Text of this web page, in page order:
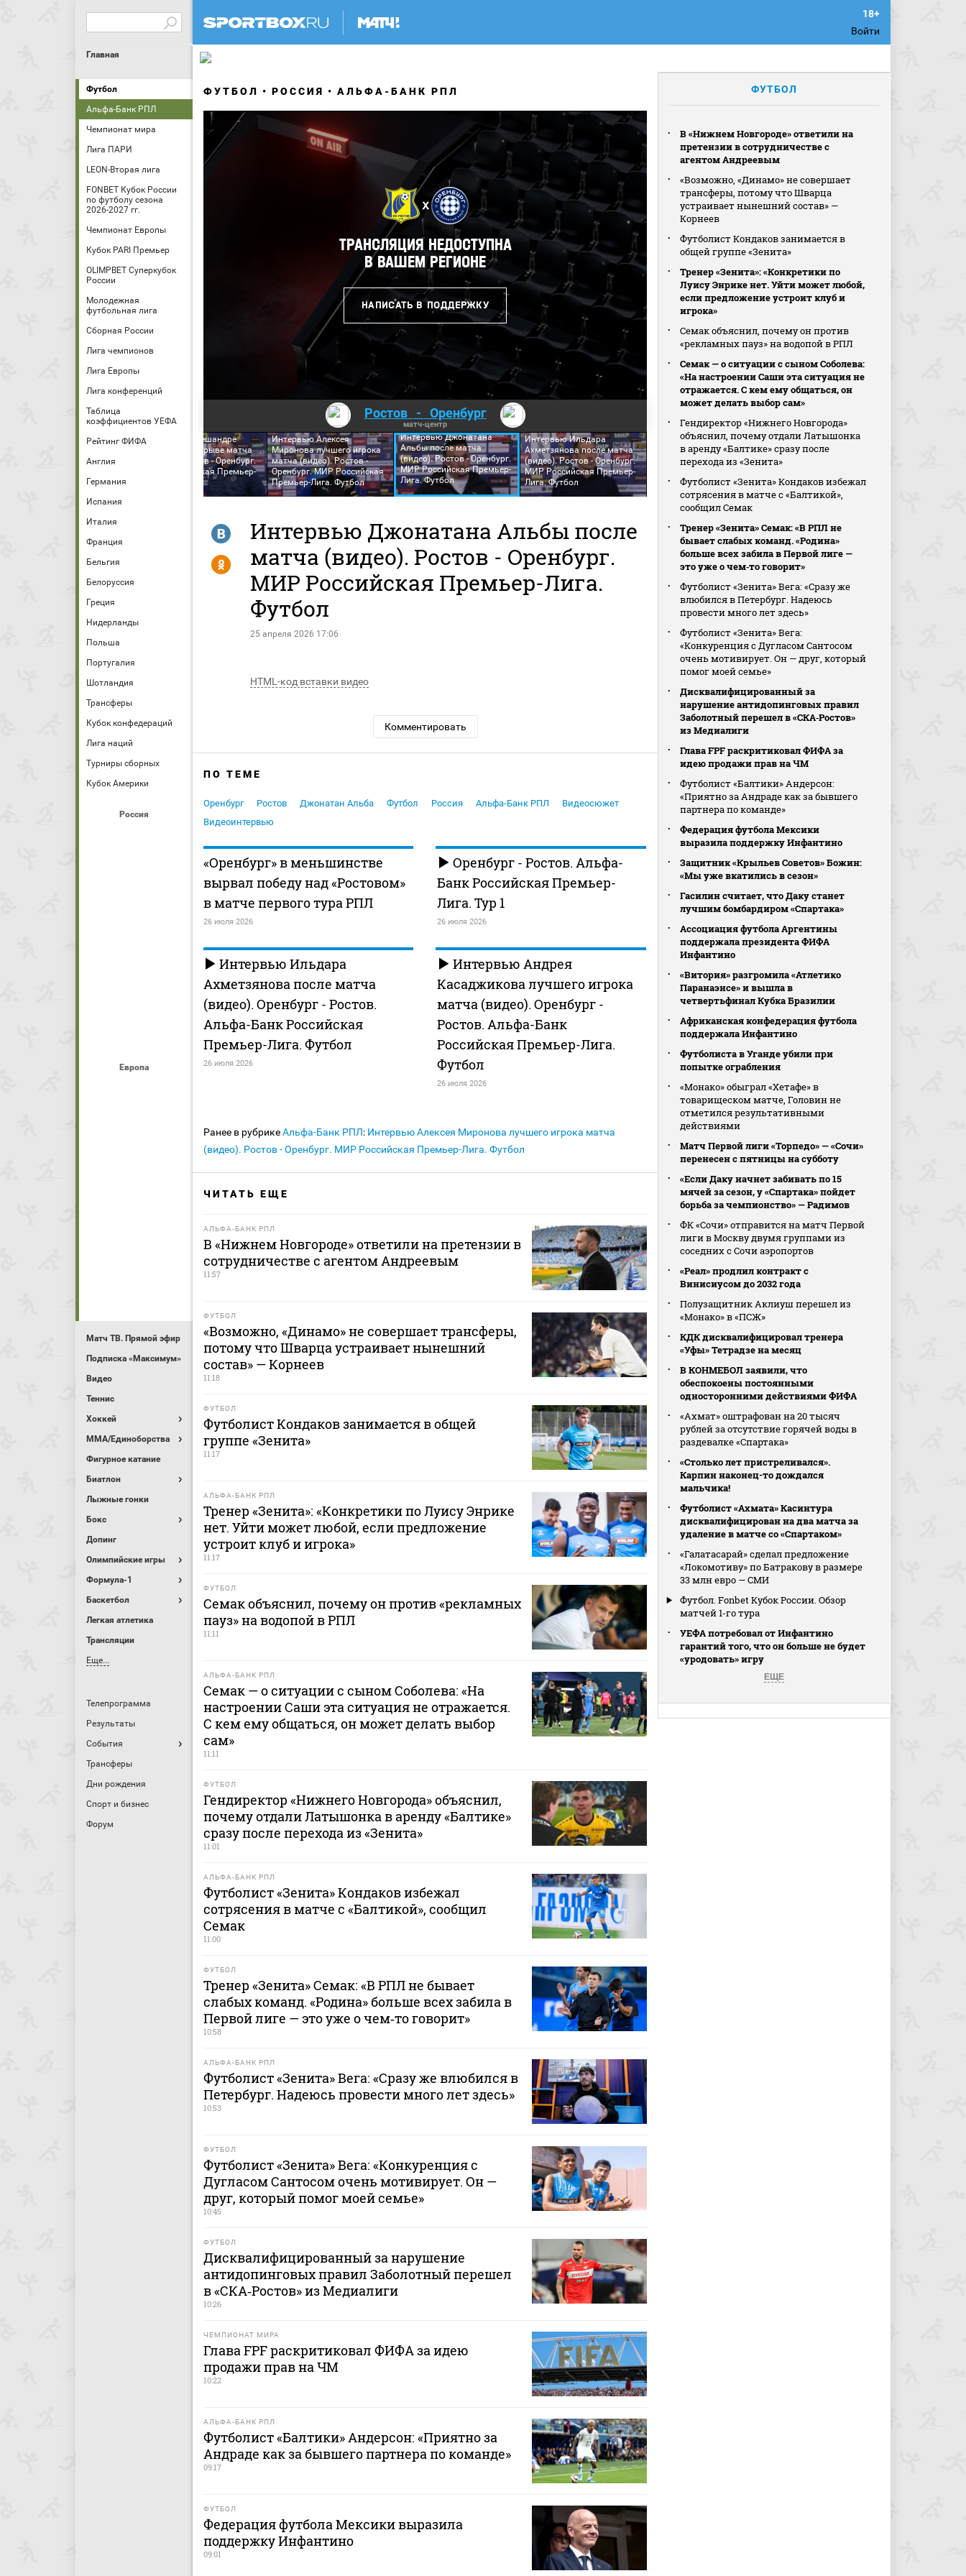
Войти
Главная
Футбол
Альфа-Банк РПЛ
Чемпионат мира
Лига ПАРИ
LEON-Вторая лига
FONBET Кубок России
по футболу сезона
2026-2027 гг.
Чемпионат Европы
Кубок PARI Премьер
OLIMPBET Суперкубок
России
Молодежная
футбольная лига
Сборная России
Лига чемпионов
Лига Европы
Лига конференций
Таблица
коэффициентов УЕФА
Рейтинг ФИФА
Англия
Германия
Испания
Италия
Франция
Бельгия
Белоруссия
Греция
Нидерланды
Польша
Португалия
Шотландия
Трансферы
Кубок конфедераций
Лига наций
Турниры сборных
Кубок Америки
Россия
Европа
Матч ТВ. Прямой эфир
Подписка «Максимум»
Видео
Теннис
Хоккей
MMA/Единоборства
Фигурное катание
Биатлон
Лыжные гонки
Бокс
Допинг
Олимпийские игры
Формула-1
Баскетбол
Легкая атлетика
Трансляции
Еще...
Телепрограмма
Результаты
События
Трансферы
Дни рождения
Спорт и бизнес
Форум
ФУТБОЛ РОССИЯ АЛЬФА-БАНК РПЛ
Ростов - Оренбург
матч-центр
Интервью Алексея
матча (видео). Ростов -
Премьер-Лига. Футбол
Интервью Алешандре
Жезуса в перерыве матча
(видео). Ростов - Оренбург.
МИР Российская Премьер-
Интервью Алексея
Миронова лучшего игрока
матча (видео). Ростов -
Оренбург. МИР Российская
Премьер-Лига. Футбол
Интервью Джонатана
Альбы после матча
(видео). Ростов - Оренбург.
МИР Российская Премьер-
Лига. Футбол
Интервью Ильдара
Ахметзянова после матча
(видео). Ростов - Оренбург.
МИР Российская Премьер-
Лига. Футбол
Интервью Джонатана Альбы после
матча (видео). Ростов - Оренбург.
МИР Российская Премьер-Лига.
Футбол
25 апреля 2026 17:06
R
Y
HTML-код вставки видео
Комментировать
ПО ТЕМЕ
Оренбург Ростов Джонатан Альба Футбол Россия Альфа-Банк РПЛ
Видеосюжет
Видеоинтервью
«Оренбург» в меньшинстве
вырвал победу над «Ростовом»
в матче первого тура РПЛ
26 июля 2026
Оренбург - Ростов. Альфа-
Банк Российская Премьер-
Лига. Тур 1
26 июля 2026
Интервью Ильдара
Ахметзянова после матча
(видео). Оренбург - Ростов.
Альфа-Банк Российская
Премьер-Лига. Футбол
26 июля 2026
Интервью Андрея
Касаджикова лучшего игрока
матча (видео). Оренбург -
Ростов. Альфа-Банк
Российская Премьер-Лига.
Футбол
26 июля 2026
Ранее в рубрикеАльфа-Банк РПЛ: Интервью Алексея Миронова лучшего игрока матча
(видео). Ростов - Оренбург. МИР Российская Премьер-Лига. Футбол
ЧИТАТЬ ЕЩЕ
АЛЬФА-БАНК РПЛ
В «Нижнем Новгороде» ответили на претензии в
сотрудничестве с агентом Андреевым
11:57
ФУТБОЛ
«Возможно, «Динамо» не совершает трансферы,
потому что Шварца устраивает нынешний
состав» — Корнеев
11:18
ФУТБОЛ
Футболист Кондаков занимается в общей
группе «Зенита»
11:17
АЛЬФА-БАНК РПЛ
Тренер «Зенита»: «Конкретики по Луису Энрике
нет. Уйти может любой, если предложение
устроит клуб и игрока»
11:17
ФУТБОЛ
Семак объяснил, почему он против «рекламных
пауз» на водопой в РПЛ
11:11
АЛЬФА-БАНК РПЛ
Семак — о ситуации с сыном Соболева: «На
настроении Саши эта ситуация не отражается.
С кем ему общаться, он может делать выбор
сам»
11:11
ФУТБОЛ
Гендиректор «Нижнего Новгорода» объяснил,
почему отдали Латышонка в аренду «Балтике»
сразу после перехода из «Зенита»
11:01
АЛЬФА-БАНК РПЛ
Футболист «Зенита» Кондаков избежал
сотрясения в матче с «Балтикой», сообщил
Семак
11:00
ФУТБОЛ
Тренер «Зенита» Семак: «В РПЛ не бывает
слабых команд. «Родина» больше всех забила в
Первой лиге — это уже о чем‑то говорит»
10:58
АЛЬФА-БАНК РПЛ
Футболист «Зенита» Вега: «Сразу же влюбился в
Петербург. Надеюсь провести много лет здесь»
10:53
ФУТБОЛ
Футболист «Зенита» Вега: «Конкуренция с
Дугласом Сантосом очень мотивирует. Он —
друг, который помог моей семье»
10:45
ФУТБОЛ
Дисквалифицированный за нарушение
антидопинговых правил Заболотный перешел
в «СКА‑Ростов» из Медиалиги
10:26
ЧЕМПИОНАТ МИРА
Глава FPF раскритиковал ФИФА за идею
продажи прав на ЧМ
10:22
АЛЬФА-БАНК РПЛ
Футболист «Балтики» Андерсон: «Приятно за
Андраде как за бывшего партнера по команде»
09:17
ФУТБОЛ
Федерация футбола Мексики выразила
поддержку Инфантино
09:01
ФУТБОЛ
В «Нижнем Новгороде» ответили на
претензии в сотрудничестве с
агентом Андреевым
«Возможно, «Динамо» не совершает
трансферы, потому что Шварца
устраивает нынешний состав» —
Корнеев
Футболист Кондаков занимается в
общей группе «Зенита»
Тренер «Зенита»: «Конкретики по
Луису Энрике нет. Уйти может любой,
если предложение устроит клуб и
игрока»
Семак объяснил, почему он против
«рекламных пауз» на водопой в РПЛ
Семак — о ситуации с сыном Соболева:
«На настроении Саши эта ситуация не
отражается. С кем ему общаться, он
может делать выбор сам»
Гендиректор «Нижнего Новгорода»
объяснил, почему отдали Латышонка
в аренду «Балтике» сразу после
перехода из «Зенита»
Футболист «Зенита» Кондаков избежал
сотрясения в матче с «Балтикой»,
сообщил Семак
Тренер «Зенита» Семак: «В РПЛ не
бывает слабых команд. «Родина»
больше всех забила в Первой лиге —
это уже о чем‑то говорит»
Футболист «Зенита» Вега: «Сразу же
влюбился в Петербург. Надеюсь
провести много лет здесь»
Футболист «Зенита» Вега:
«Конкуренция с Дугласом Сантосом
очень мотивирует. Он — друг, который
помог моей семье»
Дисквалифицированный за
нарушение антидопинговых правил
Заболотный перешел в «СКА‑Ростов»
из Медиалиги
Глава FPF раскритиковал ФИФА за
идею продажи прав на ЧМ
Футболист «Балтики» Андерсон:
«Приятно за Андраде как за бывшего
партнера по команде»
Федерация футбола Мексики
выразила поддержку Инфантино
Защитник «Крыльев Советов» Божин:
«Мы уже вкатились в сезон»
Гасилин считает, что Даку станет
лучшим бомбардиром «Спартака»
Ассоциация футбола Аргентины
поддержала президента ФИФА
Инфантино
«Витория» разгромила «Атлетико
Паранаэнсе» и вышла в
четвертьфинал Кубка Бразилии
Африканская конфедерация футбола
поддержала Инфантино
Футболиста в Уганде убили при
попытке ограбления
«Монако» обыграл «Хетафе» в
товарищеском матче, Головин не
отметился результативными
действиями
Матч Первой лиги «Торпедо» — «Сочи»
перенесен с пятницы на субботу
«Если Даку начнет забивать по 15
мячей за сезон, у «Спартака» пойдет
борьба за чемпионство» — Радимов
ФК «Сочи» отправится на матч Первой
лиги в Москву двумя группами из
соседних с Сочи аэропортов
«Реал» продлил контракт с
Винисиусом до 2032 года
Полузащитник Аклиуш перешел из
«Монако» в «ПСЖ»
КДК дисквалифицировал тренера
«Уфы» Тетрадзе на месяц
В КОНМЕБОЛ заявили, что
обеспокоены постоянными
односторонними действиями ФИФА
«Ахмат» оштрафован на 20 тысяч
рублей за отсутствие горячей воды в
раздевалке «Спартака»
«Столько лет пристреливался».
Карпин наконец-то дождался
мальчика!
Футболист «Ахмата» Касинтура
дисквалифицирован на два матча за
удаление в матче со «Спартаком»
«Галатасарай» сделал предложение
«Локомотиву» по Батракову в размере
33 млн евро — СМИ
Футбол. Fonbet Кубок России. Обзор
матчей 1-го тура
УЕФА потребовал от Инфантино
гарантий того, что он больше не будет
«уродовать» игру
ЕЩЕ